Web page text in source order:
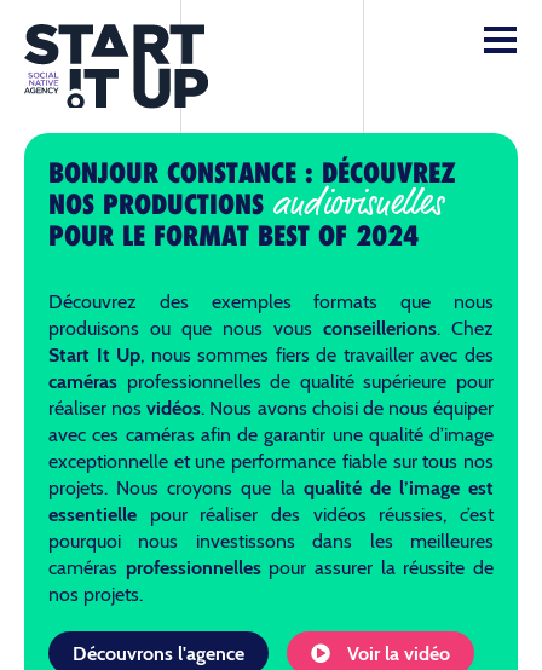
BONJOUR CONSTANCE : DÉCOUVREZ
NOS PRODUCTIONS audiovisuelles
POUR LE FORMAT BEST OF 2024
Découvrez des exemples formats que nous
produisons ou que nous vous conseillerions. Chez
Start It Up, nous sommes fiers de travailler avec des
caméras professionnelles de qualité supérieure pour
réaliser nosvidéos. Nous avons choisi de nous équiper
avec ces caméras afin de garantir une qualité d’image
exceptionnelle et une performance fiable sur tous nos
projets. Nous croyons que la qualité de l’image est
essentielle pour réaliser des vidéos réussies, c’est
pourquoi nous investissons dans les meilleures
caméras professionnellespour assurer la réussite de
nos projets.
Découvrons l'agence Voir la vidéo